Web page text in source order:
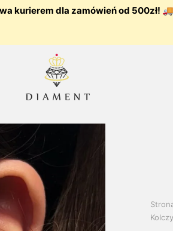
kurierem dla zamówień od 500zł! 🚚